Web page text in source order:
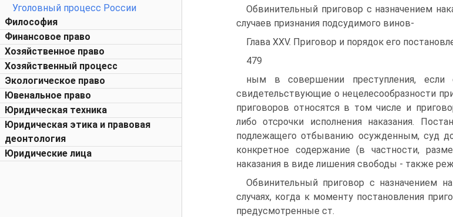
Уголовный процесс России
Философия
Финансовое право
Хозяйственное право
Хозяйственный процесс
Экологическое право
Ювенальное право
Юридическая техника
Юридическая этика и правовая
деонтология
Юридические лица
Обвинительный приговор с назначением
случаев признания подсудимого винов-
Глава XXV. Приговор и порядок его
479
ным в совершении преступления, если
свидетельствующие о нецелесообразности
приговоров относятся в том числе и
либо отсрочки исполнения наказания.
подлежащего отбыванию осужденным, суд
конкретное содержание (в частности,
наказания в виде лишения свободы - также
Обвинительный приговор с назначением
случаях, когда к моменту постановления
предусмотренные ст.